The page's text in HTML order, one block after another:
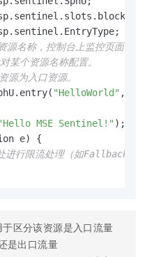
名称，控制台上监控页面、接
个资源名称配置。
为入口资源。
"HelloWorld" ,
MSE Sentinel!" );
e) {
行限流处理（如Fallback或
于区分该资源是入口流量
是出口流量